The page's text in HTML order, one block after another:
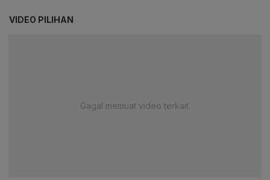
VIDEO PILIHAN
Gagal memuat video terkait.